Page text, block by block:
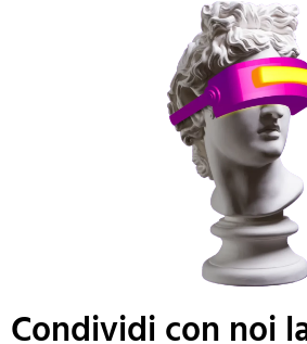
Condividi con noi